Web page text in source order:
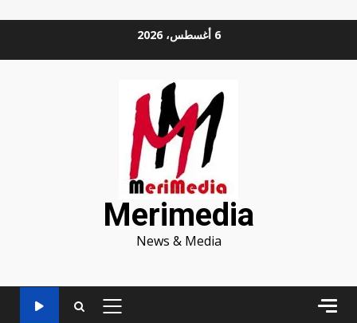
6 أغسطس، 2026
Merimedia
News & Media
PRIMARY